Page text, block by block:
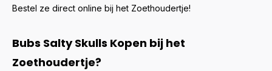
Bestel ze direct online bij het Zoethoudertje!
Bubs Salty Skulls Kopen bij het
Zoethoudertje?